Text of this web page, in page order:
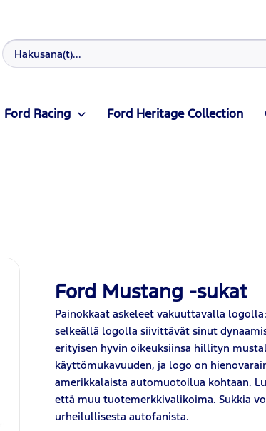
Ford Racing Ford Heritage Collection
Ford Mustang -sukat
Painokkaat askeleet vakuuttavalla
selkeällä logolla siivittävät sinut
erityisen hyvin oikeuksiinsa hillityn
käyttömukavuuden, ja logo on
amerikkalaista automuotoilua kohtaan.
että muu tuotemerkkivalikoima. Sukkia
urheilullisesta autofanista.